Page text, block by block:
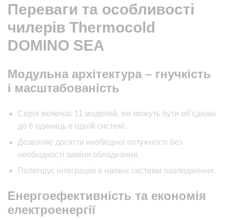
Переваги та особливості
чилерів Thermocold
DOMINO SEA
Модульна архітектура – гнучкість
і масштабованість
Серія включає 11 моделей, які можуть бути об’єднані
до 6 одиниць в одній системі.
Дозволяє досягти необхідної потужності без
необхідності заміни обладнання.
Полегшує інтеграцію в наявні системи охолодження.
Енергоефективність та економія
електроенергії